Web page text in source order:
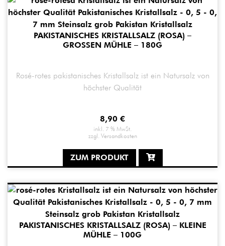
PAKISTANISCHES KRISTALLSALZ (ROSA) –
GROSSEN MÜHLE – 180G
Rosé-rotes pakistanisches Kristallsalz ist ein Natursalz von
höchster Qualität
8,90 €
inkl. 7 % MwSt.
zzgl. Versandkosten
ZUM PRODUKT
PAKISTANISCHES KRISTALLSALZ (ROSA) – KLEINE
MÜHLE – 100G